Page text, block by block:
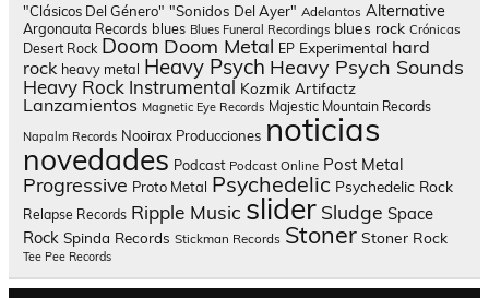
"Clásicos Del Género" "Sonidos Del Ayer" Adelantos Alternative
Argonauta Records blues Blues Funeral Recordings blues rock Crónicas
Desert Rock Doom Doom Metal EP Experimental hard
rock heavy metal Heavy Psych Heavy Psych Sounds
Heavy Rock Instrumental Kozmik Artifactz
Lanzamientos Magnetic Eye Records Majestic Mountain Records
Napalm Records Nooirax Producciones noticias
novedades Podcast Podcast Online Post Metal
Progressive Proto Metal Psychedelic Psychedelic Rock
Relapse Records Ripple Music slider Sludge Space
Rock Spinda Records Stickman Records Stoner Stoner Rock
Tee Pee Records